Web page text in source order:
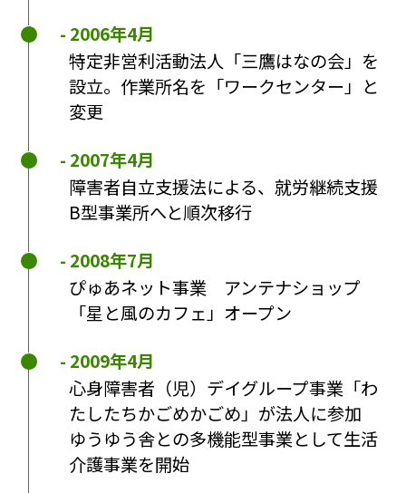
2006年4月
特定非営利活動法人「三鷹はなの会」を
設立。作業所名を「ワークセンター」と
変更
2007年4月
障害者自立支援法による、就労継続支援
B型事業所へと順次移行
2008年7月
ぴゅあネット事業 アンテナショップ
「星と風のカフェ」オープン
2009年4月
心身障害者（児）デイグループ事業「わ
たしたちかごめかごめ」が法人に参加
ゆうゆう舎との多機能型事業として生活
介護事業を開始